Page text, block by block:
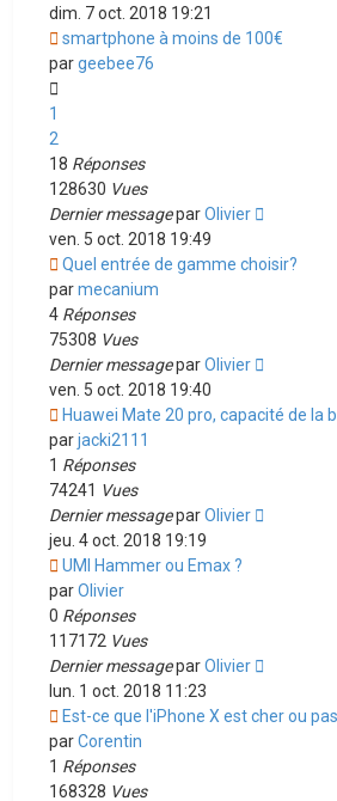
dim. 7 oct. 2018 19:21
smartphone à moins de 100€
pargeebee76
1
2
18 Réponses
128630 Vues
Dernier messageparOlivier
ven. 5 oct. 2018 19:49
Quel entrée de gamme choisir?
parmecanium
4 Réponses
75308 Vues
Dernier messageparOlivier
ven. 5 oct. 2018 19:40
Huawei Mate 20 pro, capacité de la
parjacki2111
1 Réponses
74241 Vues
Dernier messageparOlivier
jeu. 4 oct. 2018 19:19
UMI Hammer ou Emax ?
parOlivier
0 Réponses
117172 Vues
Dernier messageparOlivier
lun. 1 oct. 2018 11:23
Est-ce que l'iPhone X est cher ou
parCorentin
1 Réponses
168328 Vues